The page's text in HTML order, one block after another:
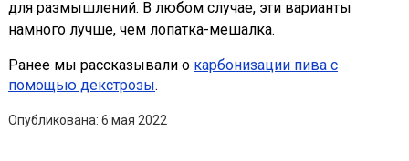
для размышлений. В любом случае, эти варианты
намного лучше, чем лопатка-мешалка.
Ранее мы рассказывали о карбонизации пива с
помощью декстрозы.
Опубликована: 6 мая 2022